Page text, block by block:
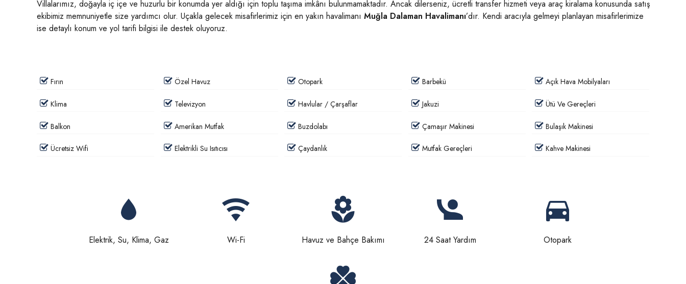
Villalarımız, doğayla iç içe ve huzurlu bir konumda yer aldığı için toplu taşıma imkânı bulunmamaktadır. Ancak dilerseniz, ücretli transfer hizmeti veya araç kiralama konusunda satış
ekibimiz memnuniyetle size yardımcı olur. Uçakla gelecek misafirlerimiz için en yakın havalimanı Muğla Dalaman Havalimanı’dır. Kendi aracıyla gelmeyi planlayan misafirlerimize
ise detaylı konum ve yol tarifi bilgisi ile destek oluyoruz.
Fırın Özel Havuz Otopark Barbekü Açık Hava Mobilyaları
Klima Televizyon Havlular / Çarşaflar Jakuzi Ütü Ve Gereçleri
Balkon Amerikan Mutfak Buzdolabı Çamaşır Makinesi Bulaşık Makinesi
Ücretsiz Wifi Elektrikli Su Isıtıcısı Çaydanlık Mutfak Gereçleri Kahve Makinesi
Elektrik, Su, Klima, Gaz Wi-Fi Havuz ve Bahçe Bakımı 24 Saat Yardım Otopark